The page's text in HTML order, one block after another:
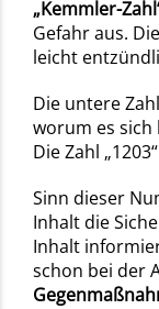
„Kemmler-
Gefahr aus.
leicht
Die untere
worum es
Die Zahl
Sinn dieser
Inhalt die
Inhalt
schon bei der